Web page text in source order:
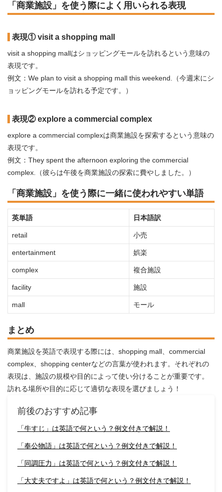
「商業施設」を使う際によく用いられる表現
表現① visit a shopping mall
visit a shopping mallはショッピングモールを訪れるという意味の
表現です。
例文：We plan to visit a shopping mall this weekend.（今週末にシ
ョッピングモールを訪れる予定です。）
表現② explore a commercial complex
explore a commercial complexは商業施設を探索するという意味の
表現です。
例文：They spent the afternoon exploring the commercial
complex.（彼らは午後を商業施設の探索に費やしました。）
「商業施設」を使う際に一緒に使われやすい単語
英単語 日本語訳
retail 小売
entertainment 娯楽
complex 複合施設
facility 施設
mall モール
まとめ
商業施設を英語で表現する際には、shopping mall、commercial
complex、shopping centerなどの言葉が使われます。それぞれの
表現は、施設の規模や目的によって使い分けることが重要です。
訪れる場所や目的に応じて適切な表現を選びましょう！
前後のおすすめ記事
「牛すじ」は英語で何という？例文付きで解説！
「奉公物語」は英語で何という？例文付きで解説！
「同調圧力」は英語で何という？例文付きで解説！
「大丈夫ですよ」は英語で何という？例文付きで解説！